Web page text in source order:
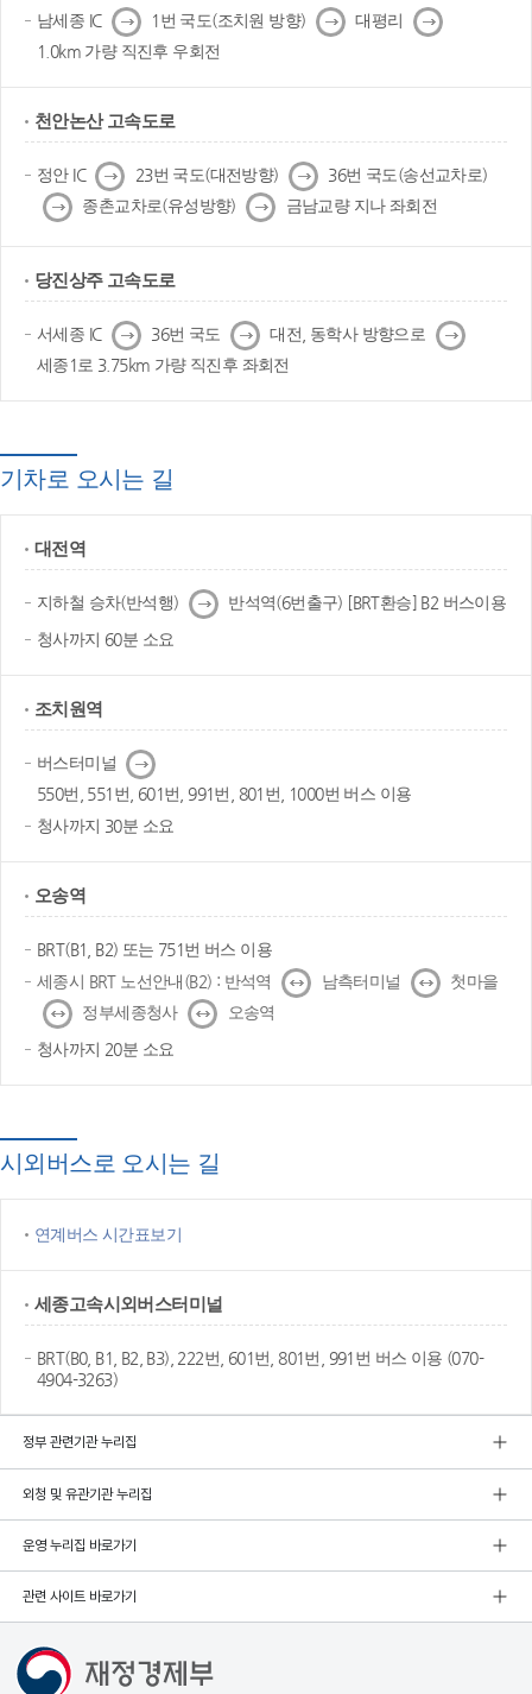
남세종 IC 다
음
1번 국도(조치원 방향) 다
음
대평리
다
음
1.0km 가량 직진후 우회전
천안논산 고속도로
정안 IC 다
음
23번 국도(대전방향) 다
음
36번 국도(송선교차로)
다
음
종촌교차로(유성방향) 다
음
금남교량 지나 좌회전
당진상주 고속도로
서세종 IC 다
음
36번 국도 다
음
대전, 동학사 방향으로 다
음
세종1로 3.75km 가량 직진후 좌회전
기차로 오시는 길
대전역
지하철 승차(반석행) 다
음
반석역(6번출구) [BRT환승] B2 버스이용
청사까지 60분 소요
조치원역
버스터미널 다
음
550번, 551번, 601번, 991번, 801번, 1000번 버스 이용
청사까지 30분 소요
오송역
BRT(B1, B2) 또는 751번 버스 이용
세종시 BRT 노선안내(B2) : 반석역
↔ 남측터미널 ↔
첫마을
↔
정부세종청사 ↔
오송역
청사까지 20분 소요
시외버스로 오시는 길
연계버스 시간표보기
세종고속시외버스터미널
BRT(B0, B1, B2, B3), 222번, 601번, 801번, 991번 버스 이용 (070-
4904-3263)
정부 관련기관 누리집
외청 및 유관기관 누리집
운영 누리집 바로가기
관련 사이트 바로가기